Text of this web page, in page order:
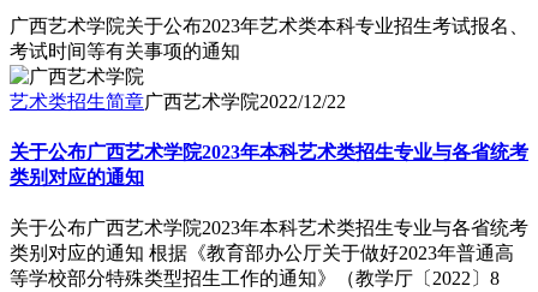
广西艺术学院关于公布2023年艺术类本科专业招生考试报名、
考试时间等有关事项的通知
艺术类招生简章广西艺术学院2022/12/22
关于公布广西艺术学院2023年本科艺术类招生专业与各省统考
类别对应的通知
关于公布广西艺术学院2023年本科艺术类招生专业与各省统考
类别对应的通知 根据《教育部办公厅关于做好2023年普通高
等学校部分特殊类型招生工作的通知》（教学厅〔2022〕8